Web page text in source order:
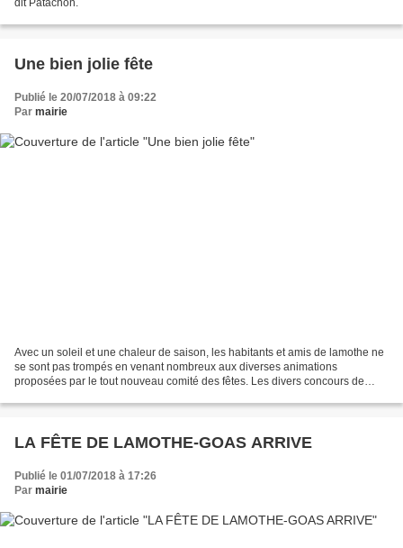
Une bien jolie fête
Publié le 20/07/2018 à 09:22
Par mairie
Avec un soleil et une chaleur de saison, les habitants et amis de lamothe ne
se sont pas trompés en venant nombreux aux diverses animations
proposées par le tout nouveau comité des fêtes. Les divers concours de
LA FÊTE DE LAMOTHE-GOAS ARRIVE
Publié le 01/07/2018 à 17:26
Par mairie